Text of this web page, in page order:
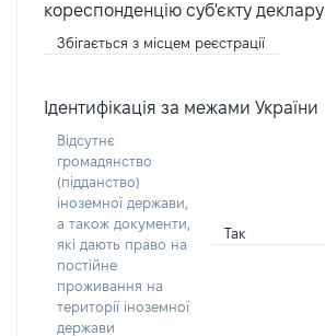
кореспонденцію суб'єкту
Збігається з місцем реєстрації
Ідентифікація за межами України
Відсутнє
громадянство
(підданство)
іноземної держави,
а також документи,
які дають право на
постійне
проживання на
території іноземної
держави
Так